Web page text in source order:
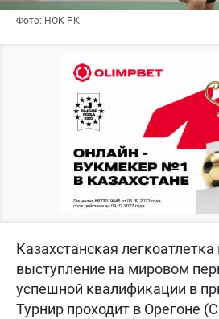
Фото: НОК РК
Казахстанская легкоатлетка
выступление на мировом
успешной квалификации в
Турнир проходит в Орегоне